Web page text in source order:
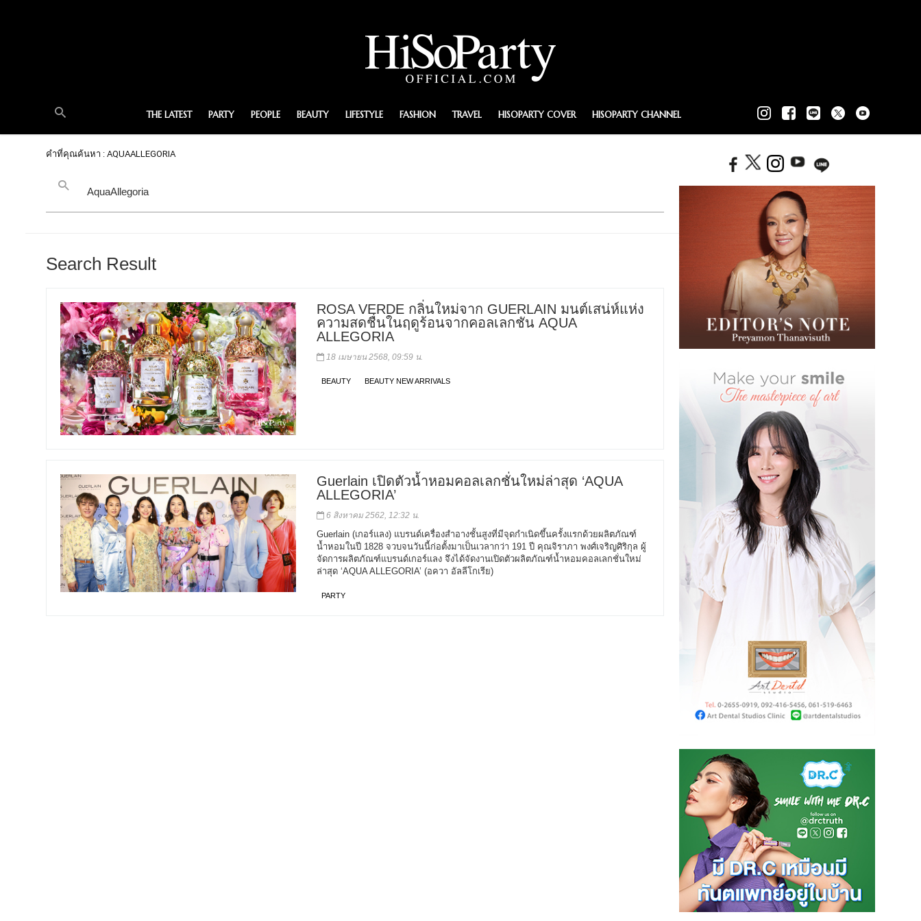
THE LATEST PARTY PEOPLE BEAUTY LIFESTYLE FASHION TRAVEL HISOPARTY COVER HISOPARTY CHANNEL
คำที่คุณค้นหา : AQUAALLEGORIA
Search Result
ROSA VERDE กลิ่นใหม่จาก GUERLAIN มนต์เสน่ห์แห่ง
ความสดชื่นในฤดูร้อนจากคอลเลกชัน AQUA
ALLEGORIA
18 เมษายน 2568, 09:59 น.
BEAUTY BEAUTY NEW ARRIVALS
Guerlain เปิดตัวน้ำหอมคอลเลกชั่นใหม่ล่าสุด ‘AQUA
ALLEGORIA’
6 สิงหาคม 2562, 12:32 น.
Guerlain (เกอร์แลง) แบรนด์เครื่องสำอางชั้นสูงที่มีจุดกำเนิดขึ้นครั้งแรกด้วยผลิตภัณฑ์
น้ำหอมในปี 1828 จวบจนวันนี้ก่อตั้งมาเป็นเวลากว่า 191 ปี คุณจิราภา พงศ์เจริญศิริกุล ผู้
จัดการผลิตภัณฑ์แบรนด์เกอร์แลง จึงได้จัดงานเปิดตัวผลิตภัณฑ์น้ำหอมคอลเลกชั่นใหม่
ล่าสุด ‘AQUA ALLEGORIA’ (อควา อัลลีโกเรีย)
PARTY